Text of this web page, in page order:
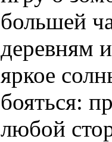
большей
деревням
яркое
бояться:
любой